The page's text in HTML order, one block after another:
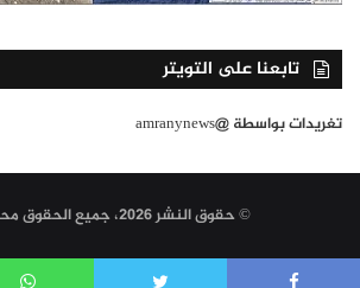
تابعنا على التويتر
تغريدات بواسطة @amranynews
© حقوق النشر 2026، جميع الحقوق محفوظة |